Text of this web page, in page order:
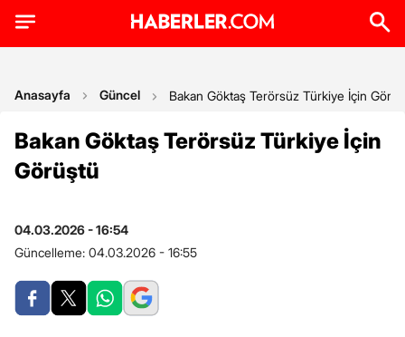
Anasayfa Güncel Bakan Göktaş Terörsüz Türkiye İçin
Bakan Göktaş Terörsüz Türkiye İçin
Görüştü
04.03.2026 - 16:54
Güncelleme: 04.03.2026 - 16:55